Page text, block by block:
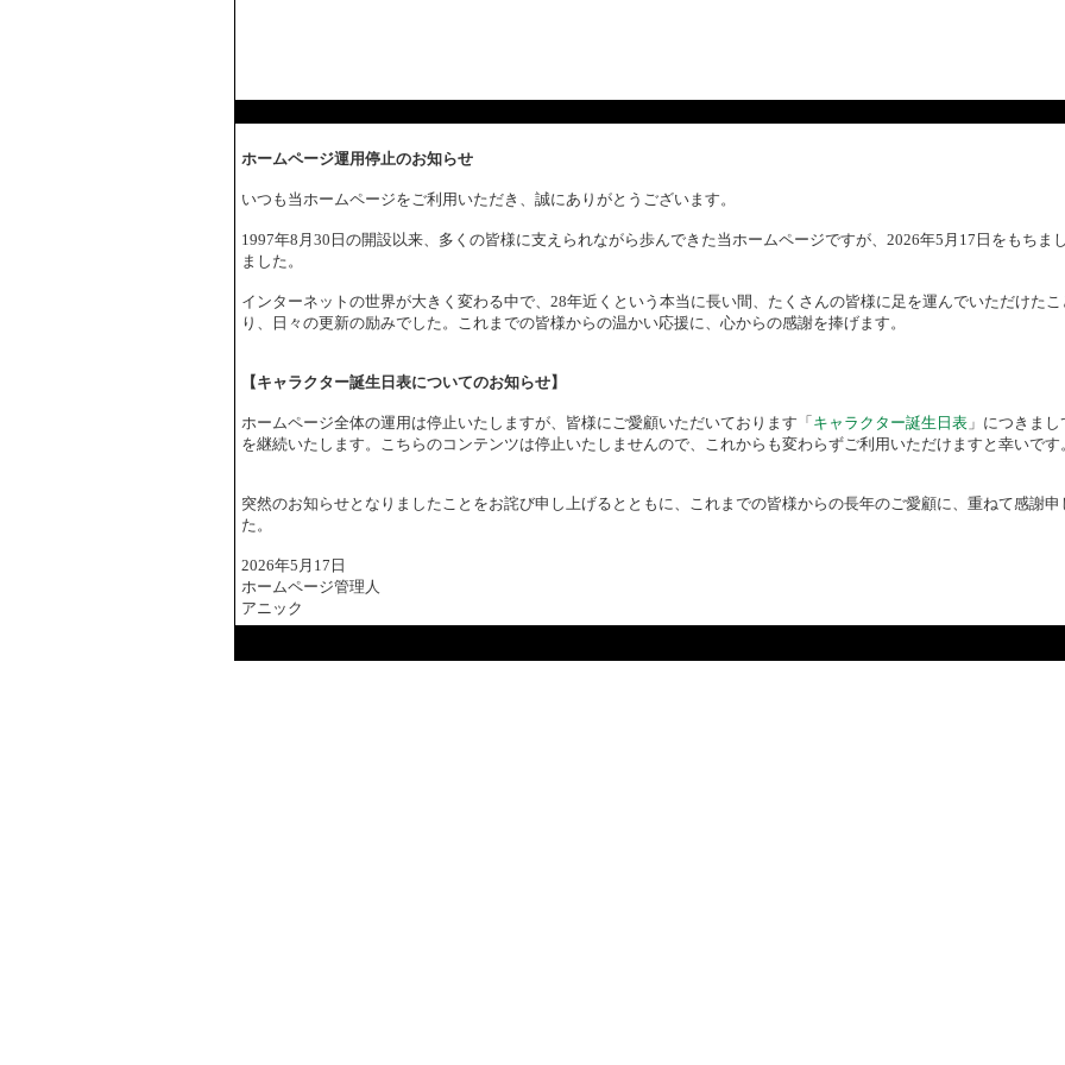
ホームページ運用停止のお知らせ
いつも当ホームページをご利用いただき、誠にありがとうございます。
1997年8月30日の開設以来、多くの皆様に支えられながら歩んできた当ホームページですが、2026年5月17日をもちま
ました。
インターネットの世界が大きく変わる中で、28年近くという本当に長い間、たくさんの皆様に足を運んでいただけた
り、日々の更新の励みでした。これまでの皆様からの温かい応援に、心からの感謝を捧げます。
【キャラクター誕生日表についてのお知らせ】
ホームページ全体の運用は停止いたしますが、皆様にご愛顧いただいております「 キャラクター誕生日表 」につきま
を継続いたします。こちらのコンテンツは停止いたしませんので、これからも変わらずご利用いただけますと幸いです
突然のお知らせとなりましたことをお詫び申し上げるとともに、これまでの皆様からの長年のご愛顧に、重ねて感謝
た。
2026年5月17日
ホームページ管理人
アニック